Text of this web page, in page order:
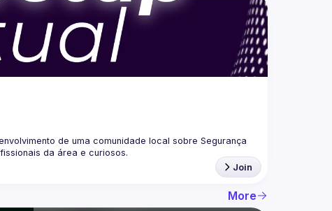
de uma comunidade local sobre Segurança
Join
More